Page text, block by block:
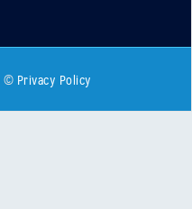
© Privacy Policy